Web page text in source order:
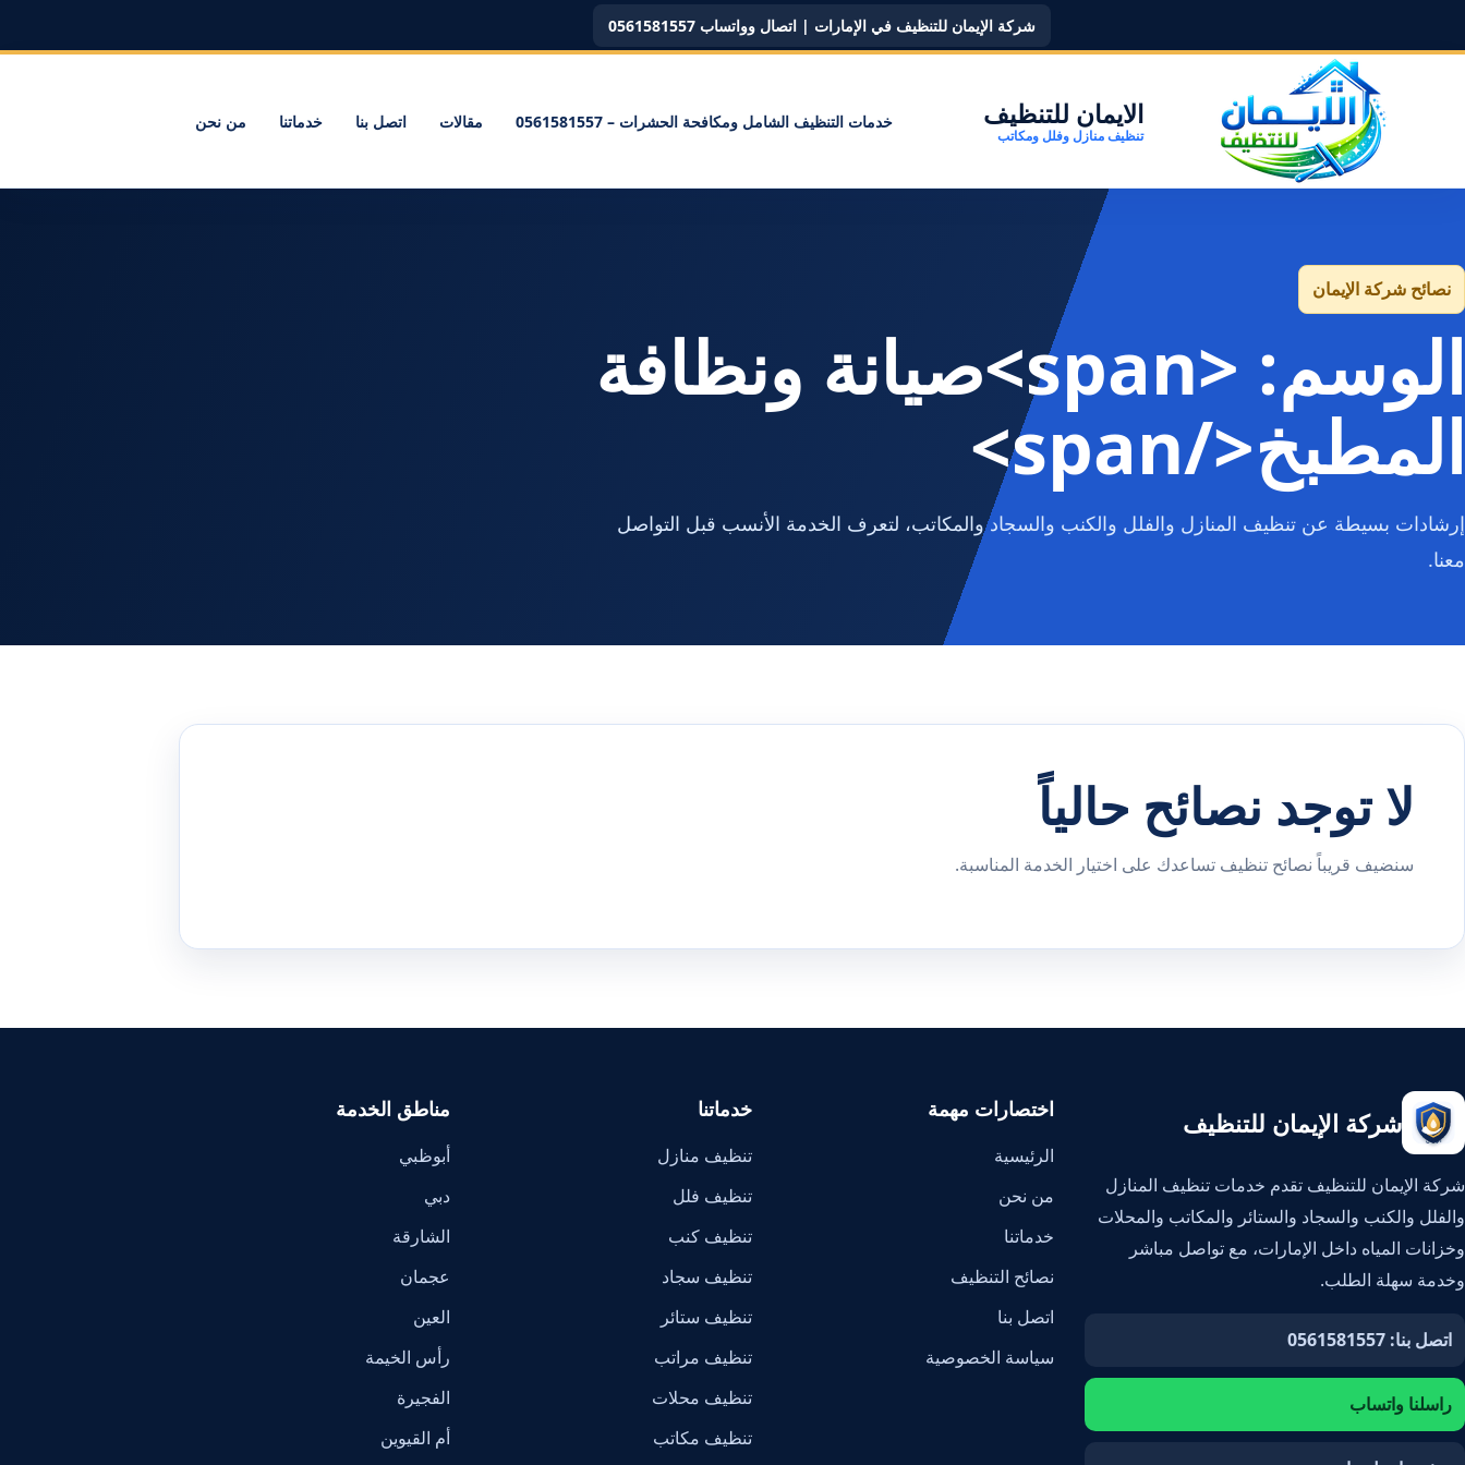
شركة الإيمان للتنظيف في الإمارات | اتصال وواتساب 0561581557
الايمان للتنظيف
تنظيف منازل وفلل ومكاتب
خدمات التنظيف الشامل ومكافحة الحشرات – 0561581557 مقالات اتصل بنا خدماتنا من نحن
نصائح شركة الإيمان
الوسم: <span>صيانة ونظافة
المطبخ</span>
إرشادات بسيطة عن تنظيف المنازل والفلل والكنب والسجاد والمكاتب، لتعرف الخدمة الأنسب قبل التواصل
معنا.
لا توجد نصائح حالياً
سنضيف قريباً نصائح تنظيف تساعدك على اختيار الخدمة المناسبة.
شركة الإيمان للتنظيف
شركة الإيمان للتنظيف تقدم خدمات تنظيف المنازل
والفلل والكنب والسجاد والستائر والمكاتب والمحلات
وخزانات المياه داخل الإمارات، مع تواصل مباشر
وخدمة سهلة الطلب.
اتصل بنا: 0561581557
راسلنا واتساب
اختصارات مهمة
الرئيسية
من نحن
خدماتنا
نصائح التنظيف
اتصل بنا
سياسة الخصوصية
خدماتنا
تنظيف منازل
تنظيف فلل
تنظيف كنب
تنظيف سجاد
تنظيف ستائر
تنظيف مراتب
تنظيف محلات
تنظيف مكاتب
مناطق الخدمة
أبوظبي
دبي
الشارقة
عجمان
العين
رأس الخيمة
الفجيرة
أم القيوين